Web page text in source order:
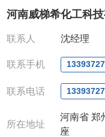
针对高校或
款,产品质量
尔法,会让您
0371-
联系
信联系)
注：店铺内
河南威梯希化工科
联系人 沈经理
联系手机
联系电话
所在地址
河南省 郑
座